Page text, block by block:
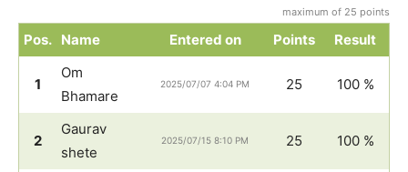
maximum of 25 points
Pos. Name Entered on Points Result
1
Om
Bhamare
2025/07/07 4:04 PM 25 100 %
2
Gaurav
shete
2025/07/15 8:10 PM 25 100 %